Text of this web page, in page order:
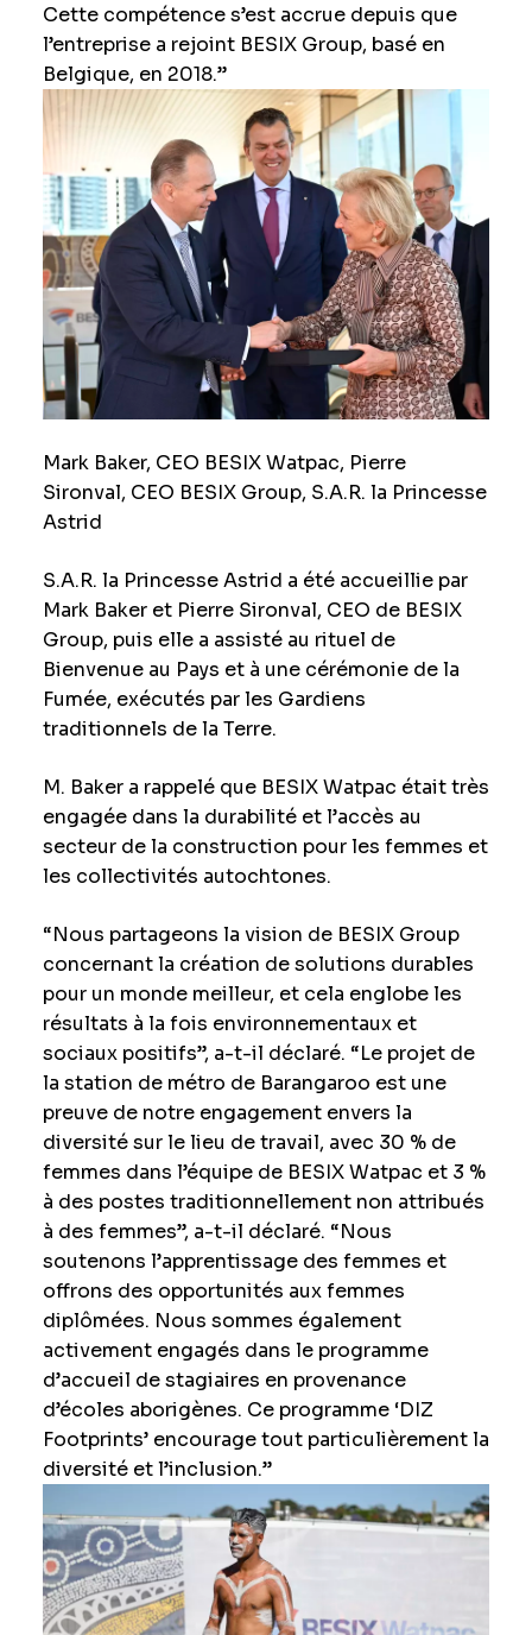
Cette compétence s’est accrue depuis que
l’entreprise a rejoint BESIX Group, basé en
Belgique, en 2018.”
Mark Baker, CEO BESIX Watpac, Pierre
Sironval, CEO BESIX Group, S.A.R. la Princesse
Astrid
S.A.R. la Princesse Astrid a été accueillie par
Mark Baker et Pierre Sironval, CEO de BESIX
Group, puis elle a assisté au rituel de
Bienvenue au Pays et à une cérémonie de la
Fumée, exécutés par les Gardiens
traditionnels de la Terre.
M. Baker a rappelé que BESIX Watpac était très
engagée dans la durabilité et l’accès au
secteur de la construction pour les femmes et
les collectivités autochtones.
“Nous partageons la vision de BESIX Group
concernant la création de solutions durables
pour un monde meilleur, et cela englobe les
résultats à la fois environnementaux et
sociaux positifs”, a-t-il déclaré. “Le projet de
la station de métro de Barangaroo est une
preuve de notre engagement envers la
diversité sur le lieu de travail, avec 30 % de
femmes dans l’équipe de BESIX Watpac et 3 %
à des postes traditionnellement non attribués
à des femmes”, a-t-il déclaré. “Nous
soutenons l’apprentissage des femmes et
offrons des opportunités aux femmes
diplômées. Nous sommes également
activement engagés dans le programme
d’accueil de stagiaires en provenance
d’écoles aborigènes. Ce programme ‘DIZ
Footprints’ encourage tout particulièrement la
diversité et l’inclusion.”